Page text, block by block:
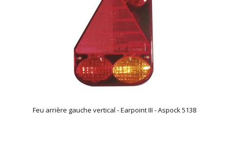
Feu arrière gauche vertical - Earpoint III - Aspock 5138